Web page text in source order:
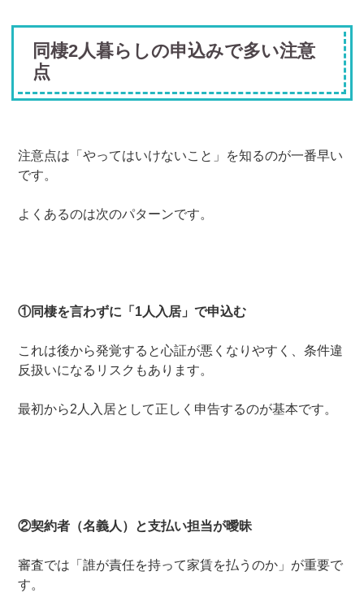
同棲2人暮らしの申込みで多い注意
点
注意点は「やってはいけないこと」を知るのが一番早い
です。
よくあるのは次のパターンです。
①同棲を言わずに「1人入居」で申込む
これは後から発覚すると心証が悪くなりやすく、条件違
反扱いになるリスクもあります。
最初から2人入居として正しく申告するのが基本です。
②契約者（名義人）と支払い担当が曖昧
審査では「誰が責任を持って家賃を払うのか」が重要で
す。